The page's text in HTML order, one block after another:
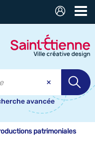
avancée
patrimoniales